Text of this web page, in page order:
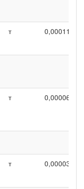
т 0,00011
т 0,00006
т 0,00003